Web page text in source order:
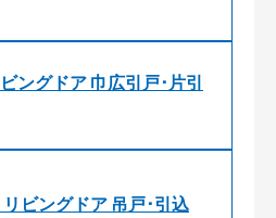
ングドア 巾広引戸･片引
ビングドア 吊戸･引込